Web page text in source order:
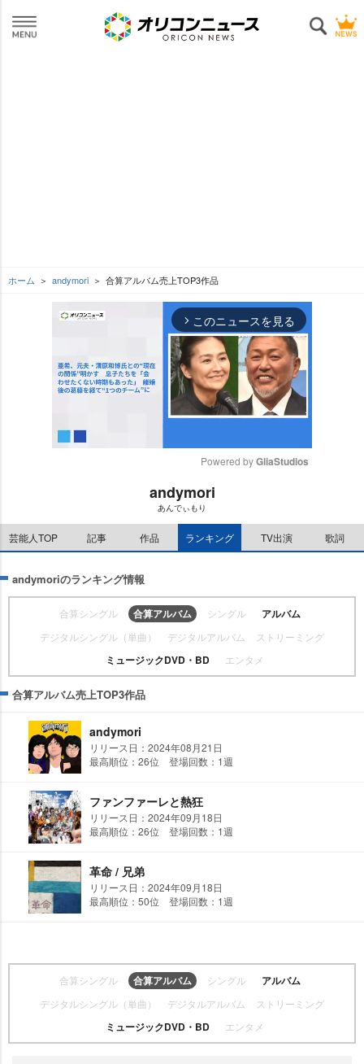
ホーム andymori 合算アルバム売上TOP3作品
arrow_forward_ios このニュースを見る
t
Powered by GliaStudios
andymori
あんでぃもり
芸能人TOP 記事 作品 ランキング TV出演 歌詞
andymoriのランキング情報
合算シングル 合算アルバム シングル アルバム
デジタルシングル（単曲） デジタルアルバム ストリーミング
ミュージックDVD・BD エンタメ
合算アルバム売上TOP3作品
andymori
リリース日：2024年08月21日
最高順位：26位 登場回数：1週
ファンファーレと熱狂
リリース日：2024年09月18日
最高順位：26位 登場回数：1週
革命 / 兄弟
リリース日：2024年09月18日
最高順位：50位 登場回数：1週
合算シングル 合算アルバム シングル アルバム
デジタルシングル（単曲） デジタルアルバム ストリーミング
ミュージックDVD・BD エンタメ